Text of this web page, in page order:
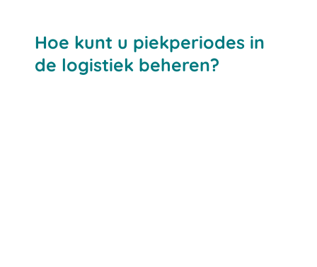
Hoe kunt u piekperiodes in
de logistiek beheren?